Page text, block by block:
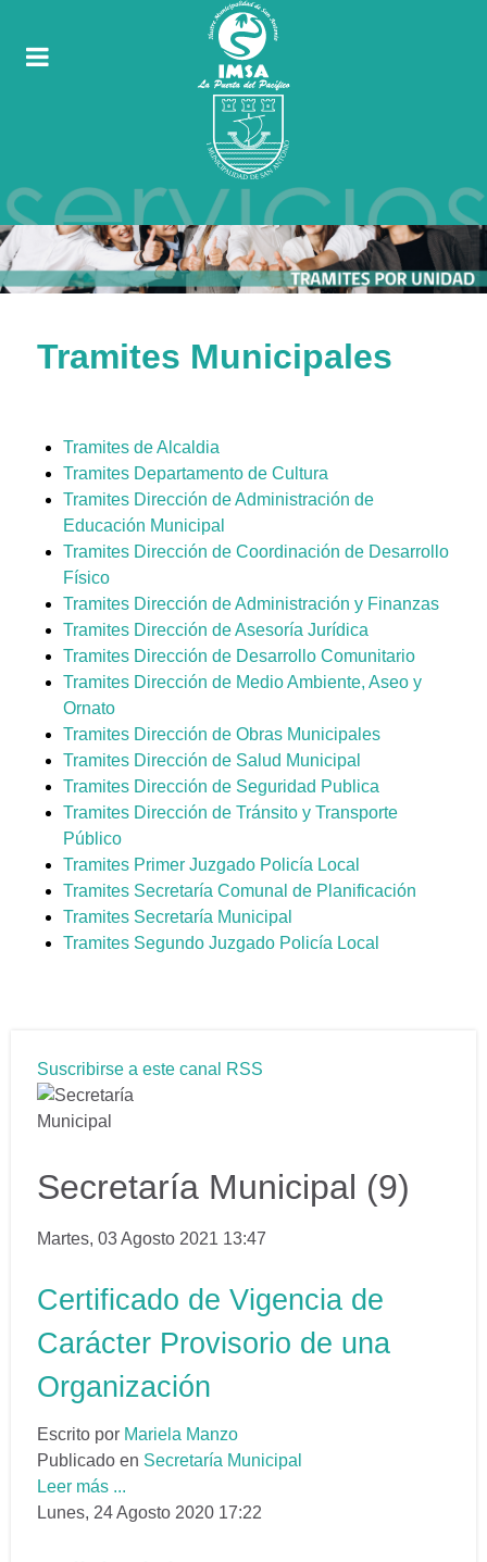
Tramites Municipales
Tramites de Alcaldia
Tramites Departamento de Cultura
Tramites Dirección de Administración de
Educación Municipal
Tramites Dirección de Coordinación de Desarrollo
Físico
Tramites Dirección de Administración y Finanzas
Tramites Dirección de Asesoría Jurídica
Tramites Dirección de Desarrollo Comunitario
Tramites Dirección de Medio Ambiente, Aseo y
Ornato
Tramites Dirección de Obras Municipales
Tramites Dirección de Salud Municipal
Tramites Dirección de Seguridad Publica
Tramites Dirección de Tránsito y Transporte
Público
Tramites Primer Juzgado Policía Local
Tramites Secretaría Comunal de Planificación
Tramites Secretaría Municipal
Tramites Segundo Juzgado Policía Local
Suscribirse a este canal RSS
Secretaría Municipal (9)
Martes, 03 Agosto 2021 13:47
Certificado de Vigencia de
Carácter Provisorio de una
Organización
Escrito por Mariela Manzo
Publicado en Secretaría Municipal
Leer más ...
Lunes, 24 Agosto 2020 17:22